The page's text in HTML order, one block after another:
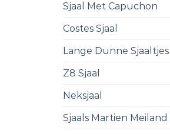
Sjaal Met Capuchon
Costes Sjaal
Lange Dunne Sjaaltjes
Z8 Sjaal
Neksjaal
Sjaals Martien Meiland